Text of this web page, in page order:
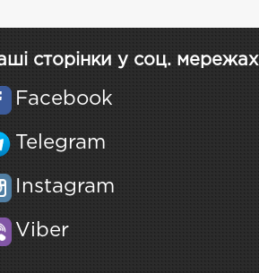
сторінки у соц. мережах
Facebook
Telegram
Instagram
Viber